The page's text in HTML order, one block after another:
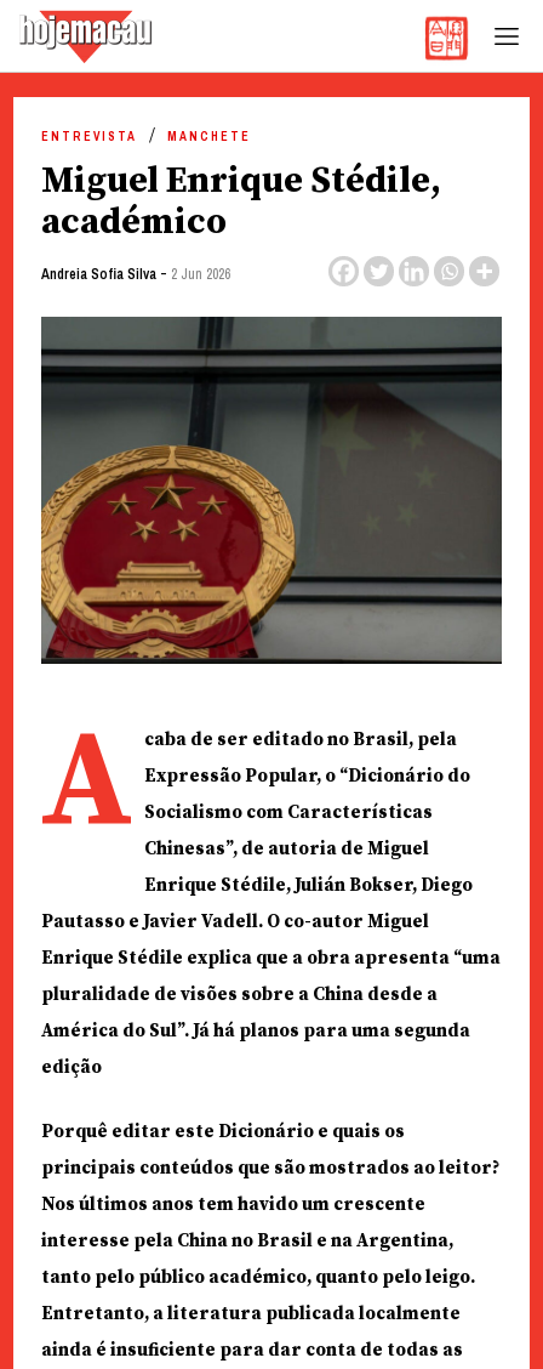
content
ENTREVISTA MANCHETE
Miguel Enrique Stédile,
académico
Andreia Sofia Silva- 2 Jun 2026
A
caba de ser editado no Brasil, pela
Expressão Popular, o “Dicionário do
Socialismo com Características
Chinesas”, de autoria de Miguel
Enrique Stédile, Julián Bokser, Diego
Pautasso e Javier Vadell. O co-autor Miguel
Enrique Stédile explica que a obra apresenta “uma
pluralidade de visões sobre a China desde a
América do Sul”. Já há planos para uma segunda
edição
Porquê editar este Dicionário e quais os
principais conteúdos que são mostrados ao leitor?
Nos últimos anos tem havido um crescente
interesse pela China no Brasil e na Argentina,
tanto pelo público académico, quanto pelo leigo.
Entretanto, a literatura publicada localmente
ainda é insuficiente para dar conta de todas as